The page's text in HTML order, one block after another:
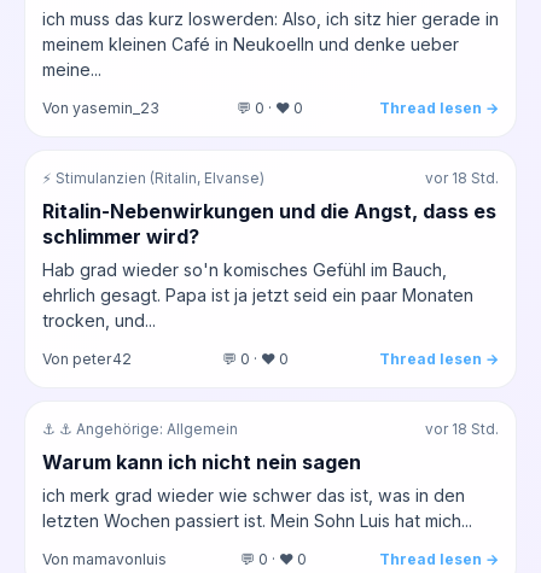
ich muss das kurz loswerden: Also, ich sitz hier gerade in
meinem kleinen Café in Neukoelln und denke ueber
meine...
Von yasemin_23 💬 0 · ❤️ 0 Thread lesen →
⚡ Stimulanzien (Ritalin, Elvanse) vor 18 Std.
Ritalin-Nebenwirkungen und die Angst, dass es
schlimmer wird?
Hab grad wieder so'n komisches Gefühl im Bauch,
ehrlich gesagt. Papa ist ja jetzt seid ein paar Monaten
trocken, und...
Von peter42 💬 0 · ❤️ 0 Thread lesen →
⚓ ⚓ Angehörige: Allgemein vor 18 Std.
Warum kann ich nicht nein sagen
ich merk grad wieder wie schwer das ist, was in den
letzten Wochen passiert ist. Mein Sohn Luis hat mich...
Von mamavonluis 💬 0 · ❤️ 0 Thread lesen →